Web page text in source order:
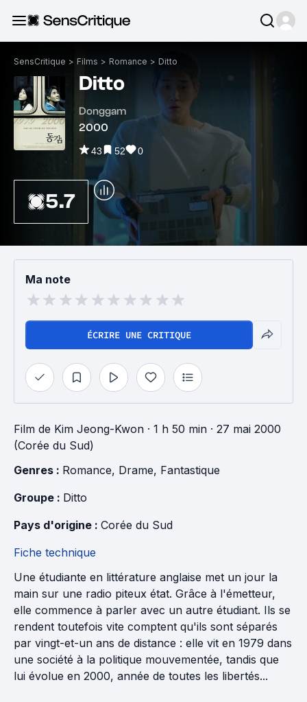
SensCritique > Films > Romance > Ditto
Ditto
Donggam
2000
43 52 0
5.7
Ma note
ÉCRIRE UNE CRITIQUE
Film de Kim Jeong-Kwon · 1 h 50 min · 27 mai 2000
(Corée du Sud)
Genres : Romance, Drame, Fantastique
Groupe : Ditto
Pays d'origine : Corée du Sud
Fiche technique
Une étudiante en littérature anglaise met un jour la
main sur une radio piteux état. Grâce à l'émetteur,
elle commence à parler avec un autre étudiant. Ils se
rendent toutefois vite comptent qu'ils sont séparés
par vingt-et-un ans de distance : elle vit en 1979 dans
une société à la politique mouvementée, tandis que
lui évolue en 2000, année de toutes les libertés...